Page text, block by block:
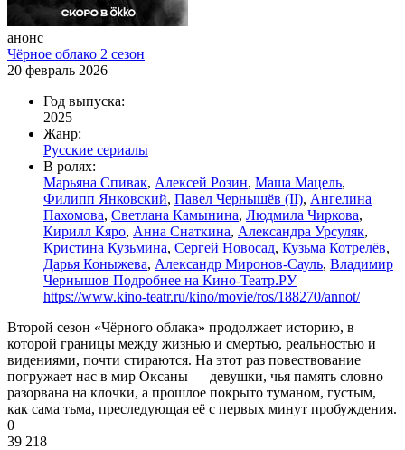
анонс
Чёрное облако 2 сезон
20 февраль 2026
Год выпуска:
2025
Жанр:
Русские сериалы
В ролях:
Марьяна Спивак, Алексей Розин, Маша Мацель,
Филипп Янковский, Павел Чернышёв (II), Ангелина
Пахомова, Светлана Камынина, Людмила Чиркова,
Кирилл Кяро, Анна Снаткина, Александра Урсуляк,
Кристина Кузьмина, Сергей Новосад, Кузьма Котрелёв,
Дарья Коныжева, Александр Миронов-Сауль, Владимир
Чернышов Подробнее на Кино-Театр.РУ
https://www.kino-teatr.ru/kino/movie/ros/188270/annot/
Второй сезон «Чёрного облака» продолжает историю, в
которой границы между жизнью и смертью, реальностью и
видениями, почти стираются. На этот раз повествование
погружает нас в мир Оксаны — девушки, чья память словно
разорвана на клочки, а прошлое покрыто туманом, густым,
как сама тьма, преследующая её с первых минут пробуждения.
0
39 218